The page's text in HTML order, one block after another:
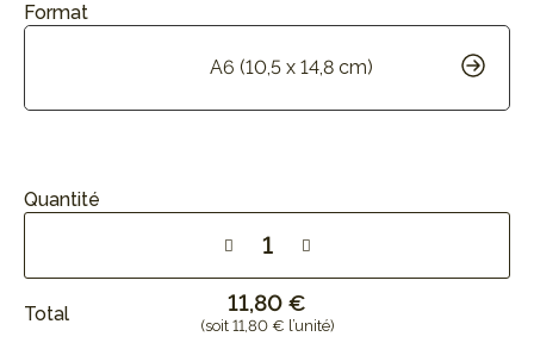
Format
A6 (10,5 x 14,8 cm)
Quantité
Total 11,80 €
(soit 11,80 € l’unité)